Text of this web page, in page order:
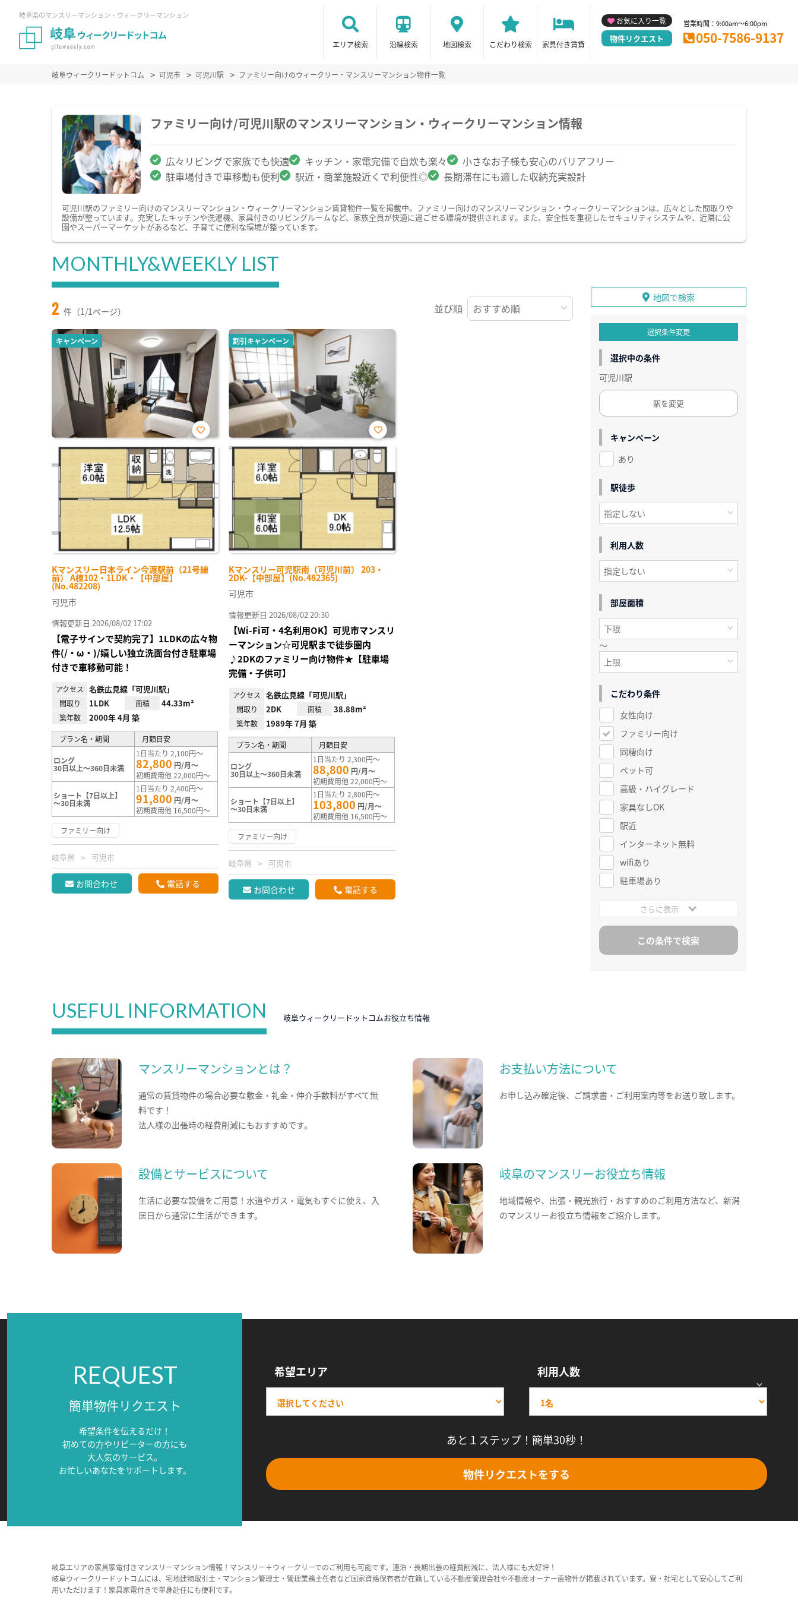
岐阜県のマンスリーマンション・ウィークリーマンション
エリア検索 沿線検索 地図検索 こだわり検索 家具付き賃貸
お気に入り一覧
物件リクエスト
営業時間：9:00am～6:00pm
050-7586-9137
岐阜ウィークリードットコム 可児市 可児川駅 ファミリー向けのウィークリー・マンスリーマンション物件一覧
ファミリー向け/可児川駅のマンスリーマンション・ウィークリーマンション情報
広々リビングで家族でも快適 キッチン・家電完備で自炊も楽々
小さなお子様も安心のバリアフリー
駐車場付きで車移動も便利
駅近・商業施設近くで利便性◎ 長期滞在にも適した収納充実設計
可児川駅のファミリー向けのマンスリーマンション・ウィークリーマンション賃貸物件一覧を掲載中。ファミリー向けのマンスリーマンション・ウィークリーマンションは、広々とした間取りや
設備が整っています。充実したキッチンや洗濯機、家具付きのリビングルームなど、家族全員が快適に過ごせる環境が提供されます。また、安全性を重視したセキュリティシステムや、近隣に公
園やスーパーマーケットがあるなど、子育てに便利な環境が整っています。
MONTHLY&WEEKLY LIST
2 件（1/1ページ） 並び順
キャンペーン
Kマンスリー日本ライン今渡駅前（21号線
前） A棟102・1LDK・【中部屋】
(No.482208)
お気
に入
り登
可児市
情報更新日 2026/08/02 17:02
【電子サインで契約完了】1LDKの広々物
件(/・ω・)/嬉しい独立洗面台付き駐車場
付きで車移動可能！
アクセス 名鉄広見線「可児川駅」
間取り 1LDK 面積 44.33m²
築年数 2000年 4月 築
プラン名・期間 月額目安
ロング
30日以上～360日未満
1日当たり 2,100円～
82,800 円/月～
初期費用他 22,000円～
ショート【7日以上】
～30日未満
1日当たり 2,400円～
91,800 円/月～
初期費用他 16,500円～
ファミリー向け
岐阜県 可児市
お問合わせ 電話する
割引キャンペーン
Kマンスリー可児駅南（可児川前） 203・
2DK-【中部屋】(No.482365)
お気
に入
り登
録
可児市
情報更新日 2026/08/02 20:30
【Wi-Fi可・4名利用OK】可児市マンスリ
ーマンション☆可児駅まで徒歩圏内
♪2DKのファミリー向け物件★【駐車場
完備・子供可】
アクセス 名鉄広見線「可児川駅」
間取り 2DK 面積 38.88m²
築年数 1989年 7月 築
プラン名・期間 月額目安
ロング
30日以上～360日未満
1日当たり 2,300円～
88,800 円/月～
初期費用他 22,000円～
ショート【7日以上】
～30日未満
1日当たり 2,800円～
103,800 円/月～
初期費用他 16,500円～
ファミリー向け
岐阜県 可児市
お問合わせ 電話する
地図で検索
選択条件変更
選択中の条件
可児川駅
駅を変更
キャンペーン
あり
駅徒歩
利用人数
部屋面積
～
こだわり条件
女性向け
ファミリー向け
同棲向け
ペット可
高級・ハイグレード
家具なしOK
駅近
インターネット無料
wifiあり
駐車場あり
さらに表示
USEFUL INFORMATION 岐阜ウィークリードットコムお役立ち情報
マンスリーマンションとは？
通常の賃貸物件の場合必要な敷金・礼金・仲介手数料がすべて無
料です！
法人様の出張時の経費削減にもおすすめです。
お支払い方法について
お申し込み確定後、ご請求書・ご利用案内等をお送り致します。
設備とサービスについて
生活に必要な設備をご用意！水道やガス・電気もすぐに使え、入
居日から通常に生活ができます。
岐阜のマンスリーお役立ち情報
地域情報や、出張・観光旅行・おすすめのご利用方法など、新潟
のマンスリーお役立ち情報をご紹介します。
REQUEST
簡単物件リクエスト
希望条件を伝えるだけ！
初めての方やリピーターの方にも
大人気のサービス。
お忙しいあなたをサポートします。
希望エリア 利用人数
あと１ステップ！簡単30秒！
物件リクエストをする
岐阜エリアの家具家電付きマンスリーマンション情報！マンスリー＋ウィークリーでのご利用も可能です。連泊・長期出張の経費削減に、法人様にも大好評！
岐阜ウィークリードットコムには、宅地建物取引士・マンション管理士・管理業務主任者など国家資格保有者が在籍している不動産管理会社や不動産オーナー直物件が掲載されています。寮・社宅として安心してご利
用いただけます！家具家電付きで単身赴任にも便利です。